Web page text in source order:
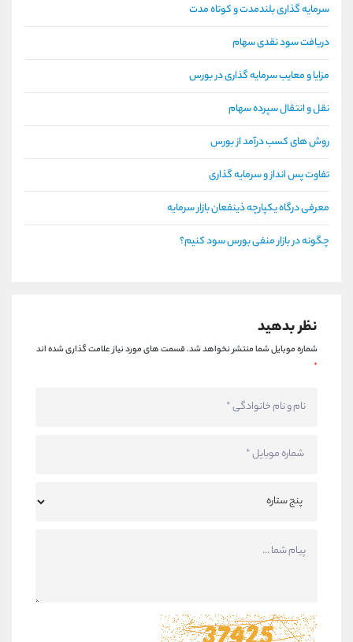
سرمایه گذاری بلندمدت و کوتاه مدت
دریافت سود نقدی سهام
مزایا و معایب سرمایه گذاری در بورس
نقل و انتقال سپرده سهام
روش های کسب درآمد از بورس
تفاوت پس انداز و سرمایه گذاری
معرفی درگاه یکپارچه ذینفعان بازار سرمایه
چگونه در بازار منفی بورس سود کنیم؟
نظر بدهید
شماره موبایل شما منتشر نخواهد شد.قسمت های مورد نیاز علامت گذاری شده اند
*